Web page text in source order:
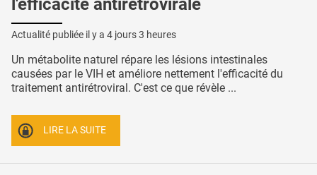
l'efficacité antirétrovirale
Actualité publiée il y a 4 jours 3 heures
Un métabolite naturel répare les lésions intestinales
causées par le VIH et améliore nettement l'efficacité du
traitement antirétroviral. C'est ce que révèle ...
LIRE LA SUITE